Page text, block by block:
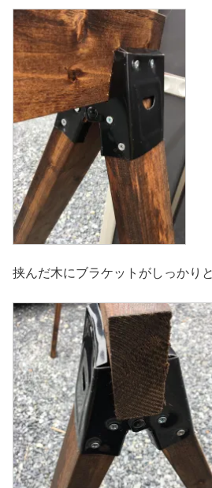
挟んだ木にブラケットがしっかり